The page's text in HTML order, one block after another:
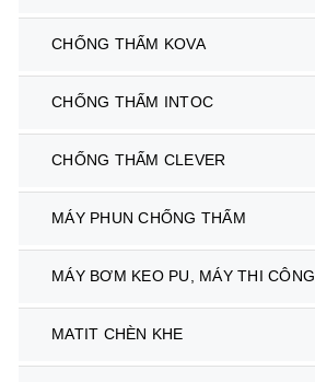
CHỐNG THẤM KOVA
CHỐNG THẤM INTOC
CHỐNG THẤM CLEVER
MÁY PHUN CHỐNG THẤM
MÁY BƠM KEO PU, MÁY THI CÔNG
MATIT CHÈN KHE